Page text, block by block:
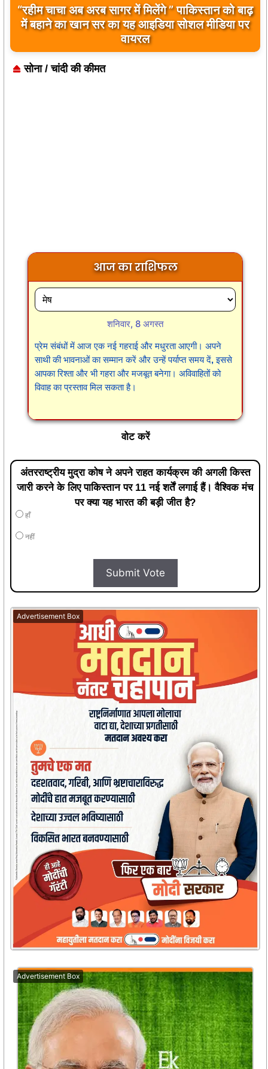
“रहीम चाचा अब अरब सागर में मिलेंगे ” पाकिस्तान को बाढ़
में बहाने का खान सर का यह आइडिया सोशल मीडिया पर
वायरल
बिलावल भुट्टो द्वारा सिंधु नदी और भारत को लेकर दिए गए
बयान पर भारत के केंद्रीय मंत्रियों की कड़ी प्रतिक्रिया
सोना / चांदी की कीमत
आज का राशिफल
शनिवार, 8 अगस्त
प्रेम संबंधों में आज एक नई गहराई और मधुरता आएगी। अपने
साथी की भावनाओं का सम्मान करें और उन्हें पर्याप्त समय दें, इससे
आपका रिश्ता और भी गहरा और मजबूत बनेगा। अविवाहितों को
विवाह का प्रस्ताव मिल सकता है।
वोट करें
अंतरराष्ट्रीय मुद्रा कोष ने अपने राहत कार्यक्रम की अगली किस्त
जारी करने के लिए पाकिस्तान पर 11 नई शर्तें लगाई हैं। वैश्विक मंच
पर क्या यह भारत की बड़ी जीत है?
हाँ
नहीं
Submit Vote
Advertisement Box
Advertisement Box